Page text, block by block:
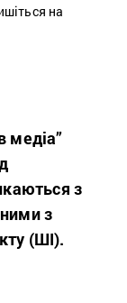
на
медіа”
з
з
(ШІ).